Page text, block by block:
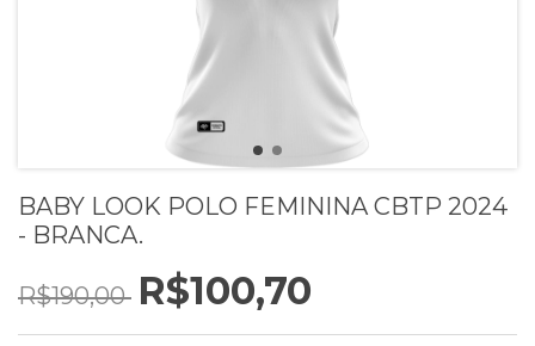
BABY LOOK POLO FEMININA CBTP 2024
- BRANCA.
R$190,00 R$100,70